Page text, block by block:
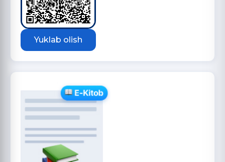
Yuklab olish